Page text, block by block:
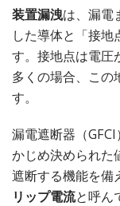
装置漏洩は、漏電
した導体と「接
す。接地点は電圧
多くの場合、この
す。
漏電遮断器（
かじめ決められた
遮断する機能を備
リップ電流と呼ん